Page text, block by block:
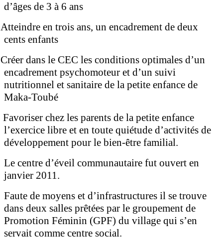
d’âges de 3 à 6 ans
Atteindre en trois ans, un encadrement de deux
cents enfants
Créer dans le CEC les conditions optimales d’un
encadrement psychomoteur et d’un suivi
nutritionnel et sanitaire de la petite enfance de
Maka-Toubé
Favoriser chez les parents de la petite enfance
l’exercice libre et en toute quiétude d’activités de
développement pour le bien-être familial.
Le centre d’éveil communautaire fut ouvert en
janvier 2011.
Faute de moyens et d’infrastructures il se trouve
dans deux salles prêtées par le groupement de
Promotion Féminin (GPF) du village qui s’en
servait comme centre social.